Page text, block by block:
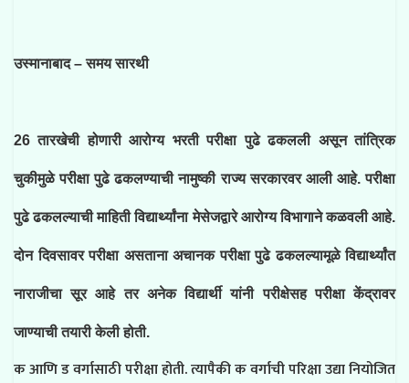
उस्मानाबाद – समय सारथी
26 तारखेची होणारी आरोग्य भरती परीक्षा पुढे ढकलली असून तांत्रिक
चुकीमुळे परीक्षा पुढे ढकलण्याची नामुष्की राज्य सरकारवर आली आहे. परीक्षा
पुढे ढकलल्याची माहिती विद्यार्थ्यांना मेसेजद्वारे आरोग्य विभागाने कळवली आहे.
दोन दिवसावर परीक्षा असताना अचानक परीक्षा पुढे ढकलल्यामूळे विद्यार्थ्यांत
नाराजीचा सूर आहे तर अनेक विद्यार्थी यांनी परीक्षेसह परीक्षा केंद्रावर
जाण्याची तयारी केली होती.
क आणि ड वर्गासाठी परीक्षा होती. त्यापैकी क वर्गाची परिक्षा उद्या नियोजित